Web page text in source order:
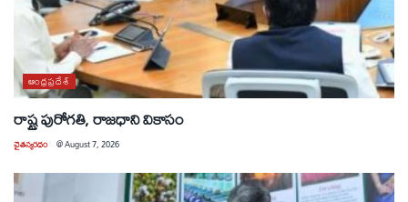
ఆంధ్రప్రదేశ్
రాష్ట్ర పురోగతి, రాజధాని వికాసం
చైతన్యరధం @August 7, 2026